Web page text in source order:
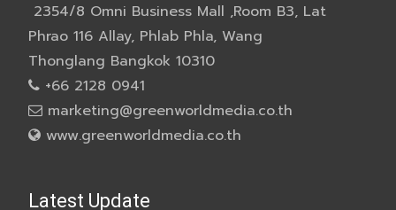
2354/8 Omni Business Mall ,Room B3, Lat
Phrao 116 Allay, Phlab Phla, Wang
Thonglang Bangkok 10310
+66 2128 0941
marketing@greenworldmedia.co.th
www.greenworldmedia.co.th
Latest Update